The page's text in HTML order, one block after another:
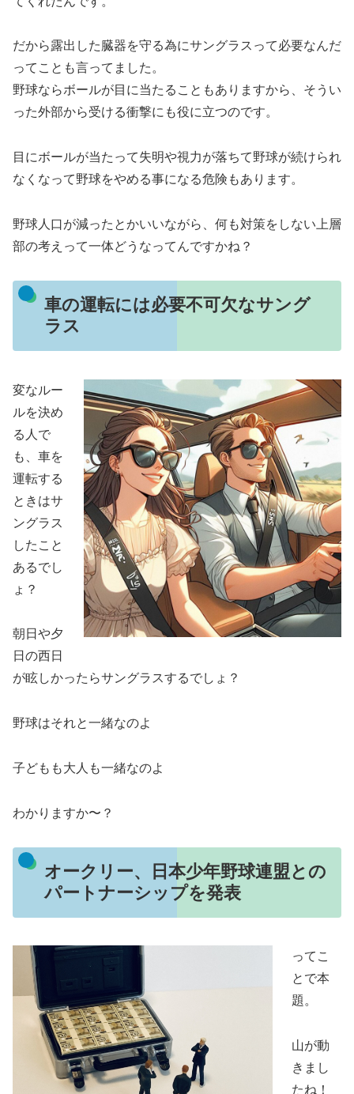
だから露出した臓器を守る為にサングラスって必要なんだ
ってことも言ってました。
野球ならボールが目に当たることもありますから、そうい
った外部から受ける衝撃にも役に立つのです。
目にボールが当たって失明や視力が落ちて野球が続けられ
なくなって野球をやめる事になる危険もあります。
野球人口が減ったとかいいながら、何も対策をしない上層
部の考えって一体どうなってんですかね？
車の運転には必要不可欠なサング
ラス
変なルー
ルを決め
る人で
も、車を
運転する
ときはサ
ングラス
したこと
あるでし
ょ？
朝日や夕
日の西日
が眩しかったらサングラスするでしょ？
野球はそれと一緒なのよ
子どもも大人も一緒なのよ
わかりますか〜？
オークリー、日本少年野球連盟との
パートナーシップを発表
ってこ
とで本
題。
山が動
きまし
たね！